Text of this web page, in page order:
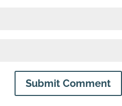
Submit Comment